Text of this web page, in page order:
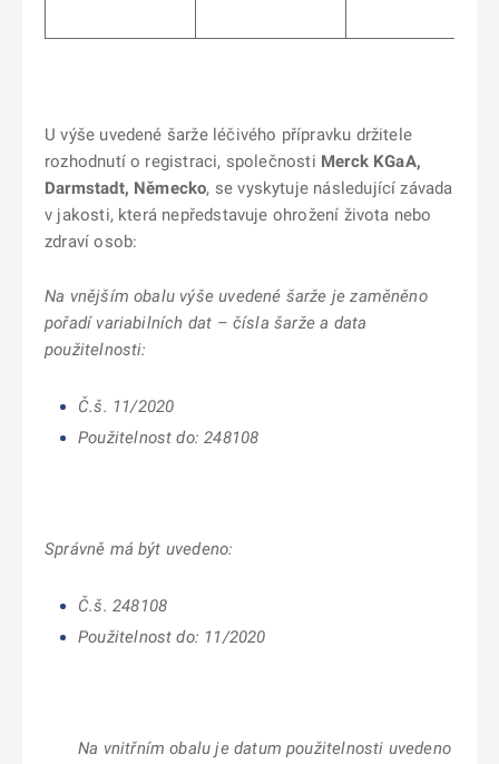
U výše uvedené šarže léčivého přípravku držitele
rozhodnutí o registraci, společnosti Merck KGaA,
Darmstadt, Německo, se vyskytuje následující závada
v jakosti, která nepředstavuje ohrožení života nebo
zdraví osob:
Na vnějším obalu výše uvedené šarže je zaměněno
pořadí variabilních dat – čísla šarže a data
použitelnosti:
Č.š. 11/2020
Použitelnost do: 248108
Správně má být uvedeno:
Č.š. 248108
Použitelnost do: 11/2020
Na vnitřním obalu je datum použitelnosti uvedeno